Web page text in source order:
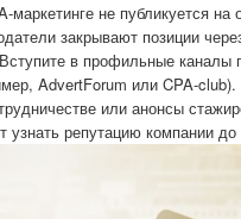
маркетинге не публикуется
закрывают позиции
в профильные каналы
AdvertForum или CPA-
или анонсы
узнать репутацию компании